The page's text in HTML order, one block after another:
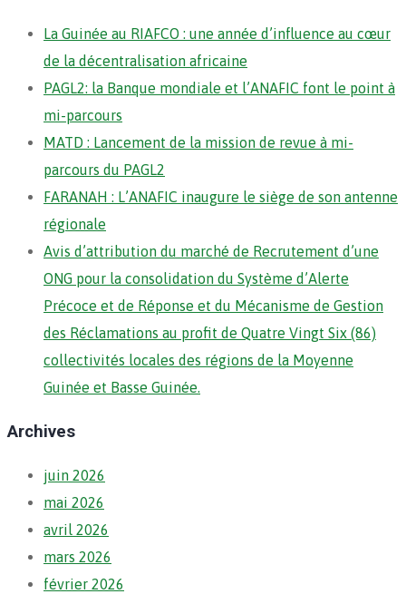
La Guinée au RIAFCO : une année d’influence au cœur
de la décentralisation africaine
PAGL2: la Banque mondiale et l’ANAFIC font le point à
mi-parcours
MATD : Lancement de la mission de revue à mi-
parcours du PAGL2
FARANAH : L’ANAFIC inaugure le siège de son antenne
régionale
Avis d’attribution du marché de Recrutement d’une
ONG pour la consolidation du Système d’Alerte
Précoce et de Réponse et du Mécanisme de Gestion
des Réclamations au profit de Quatre Vingt Six (86)
collectivités locales des régions de la Moyenne
Guinée et Basse Guinée.
Archives
juin 2026
mai 2026
avril 2026
mars 2026
février 2026